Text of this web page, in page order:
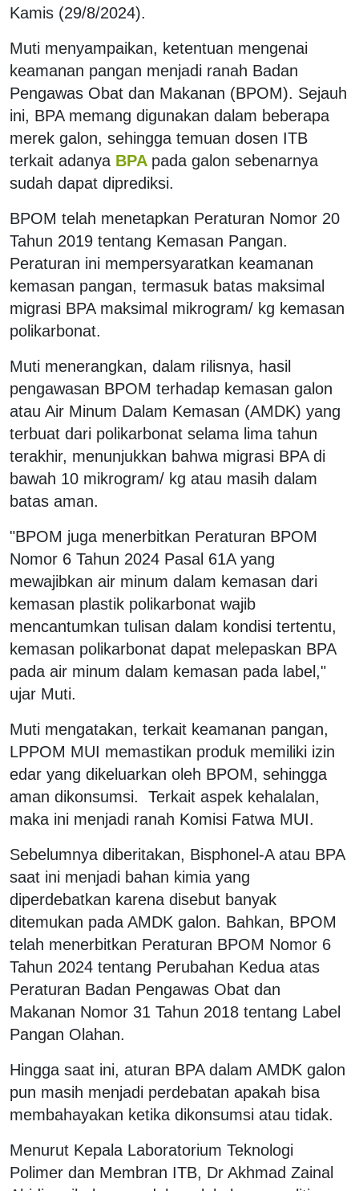
Kamis (29/8/2024).
Muti menyampaikan, ketentuan mengenai
keamanan pangan menjadi ranah Badan
Pengawas Obat dan Makanan (BPOM). Sejauh
ini, BPA memang digunakan dalam beberapa
merek galon, sehingga temuan dosen ITB
terkait adanya BPA pada galon sebenarnya
sudah dapat diprediksi.
BPOM telah menetapkan Peraturan Nomor 20
Tahun 2019 tentang Kemasan Pangan.
Peraturan ini mempersyaratkan keamanan
kemasan pangan, termasuk batas maksimal
migrasi BPA maksimal mikrogram/ kg kemasan
polikarbonat.
Muti menerangkan, dalam rilisnya, hasil
pengawasan BPOM terhadap kemasan galon
atau Air Minum Dalam Kemasan (AMDK) yang
terbuat dari polikarbonat selama lima tahun
terakhir, menunjukkan bahwa migrasi BPA di
bawah 10 mikrogram/ kg atau masih dalam
batas aman.
"BPOM juga menerbitkan Peraturan BPOM
Nomor 6 Tahun 2024 Pasal 61A yang
mewajibkan air minum dalam kemasan dari
kemasan plastik polikarbonat wajib
mencantumkan tulisan dalam kondisi tertentu,
kemasan polikarbonat dapat melepaskan BPA
pada air minum dalam kemasan pada label,"
ujar Muti.
Muti mengatakan, terkait keamanan pangan,
LPPOM MUI memastikan produk memiliki izin
edar yang dikeluarkan oleh BPOM, sehingga
aman dikonsumsi. Terkait aspek kehalalan,
maka ini menjadi ranah Komisi Fatwa MUI.
Sebelumnya diberitakan, Bisphonel-A atau BPA
saat ini menjadi bahan kimia yang
diperdebatkan karena disebut banyak
ditemukan pada AMDK galon. Bahkan, BPOM
telah menerbitkan Peraturan BPOM Nomor 6
Tahun 2024 tentang Perubahan Kedua atas
Peraturan Badan Pengawas Obat dan
Makanan Nomor 31 Tahun 2018 tentang Label
Pangan Olahan.
Hingga saat ini, aturan BPA dalam AMDK galon
pun masih menjadi perdebatan apakah bisa
membahayakan ketika dikonsumsi atau tidak.
Menurut Kepala Laboratorium Teknologi
Polimer dan Membran ITB, Dr Akhmad Zainal